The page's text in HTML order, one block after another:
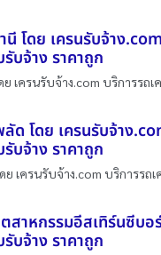
นี โดย เครนรับจ้าง
บจ้าง ราคาถูก
เครนรับจ้าง.com บริการรถเ
ด โดย เครนรับจ้าง
บจ้าง ราคาถูก
เครนรับจ้าง.com บริการรถเ
สาหกรรมอีสเทิร์นซีบอ
บจ้าง ราคาถูก